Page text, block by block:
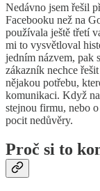
Nedávno jsem řešil
Facebooku než na
používala ještě třetí
mi to vysvětloval
jedním názvem, pak
zákazník nechce
nějakou potřebu,
komunikaci. Když
stejnou firmu, nebo
pocit nedůvěry.
Proč si to